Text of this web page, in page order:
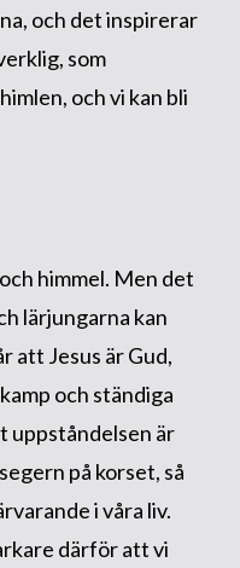
och det inspirerar
som
och vi kan bli
himmel. Men det
lärjungarna kan
att Jesus är Gud,
och ständiga
uppståndelsen är
på korset, så
i våra liv.
därför att vi